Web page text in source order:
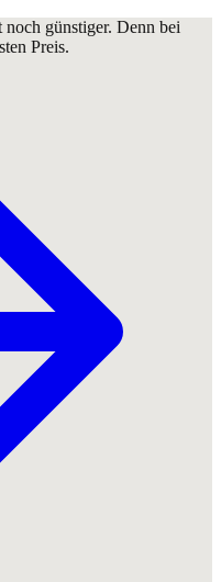
noch günstiger. Denn bei
Preis.